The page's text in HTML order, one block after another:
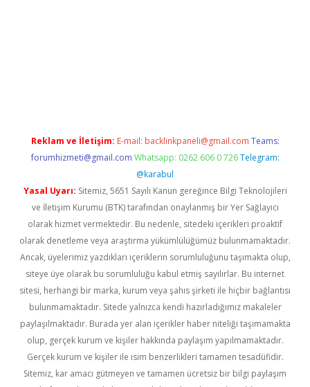
Reklam ve İletişim: E-mail: backlinkpaneli@gmail.com Teams:
forumhizmeti@gmail.com Whatsapp: 0262 606 0 726 Telegram:
@karabul
Yasal Uyarı: Sitemiz, 5651 Sayılı Kanun gereğince Bilgi Teknolojileri
ve İletişim Kurumu (BTK) tarafından onaylanmış bir Yer Sağlayıcı
olarak hizmet vermektedir. Bu nedenle, sitedeki içerikleri proaktif
olarak denetleme veya araştırma yükümlülüğümüz bulunmamaktadır.
Ancak, üyelerimiz yazdıkları içeriklerin sorumluluğunu taşımakta olup,
siteye üye olarak bu sorumluluğu kabul etmiş sayılırlar. Bu internet
sitesi, herhangi bir marka, kurum veya şahıs şirketi ile hiçbir bağlantısı
bulunmamaktadır. Sitede yalnızca kendi hazırladığımız makaleler
paylaşılmaktadır. Burada yer alan içerikler haber niteliği taşımamakta
olup, gerçek kurum ve kişiler hakkında paylaşım yapılmamaktadır.
Gerçek kurum ve kişiler ile isim benzerlikleri tamamen tesadüfidir.
Sitemiz, kar amacı gütmeyen ve tamamen ücretsiz bir bilgi paylaşım